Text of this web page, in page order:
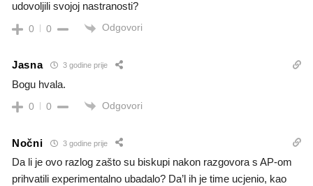
udovoljili svojoj nastranosti?
0 0 Odgovori
Jasna 3 godine prije
Bogu hvala.
0 0 Odgovori
Nočni 3 godine prije
Da li je ovo razlog zašto su biskupi nakon razgovora s AP-om
prihvatili experimentalno ubadalo? Da’l ih je time ucjenio, kao